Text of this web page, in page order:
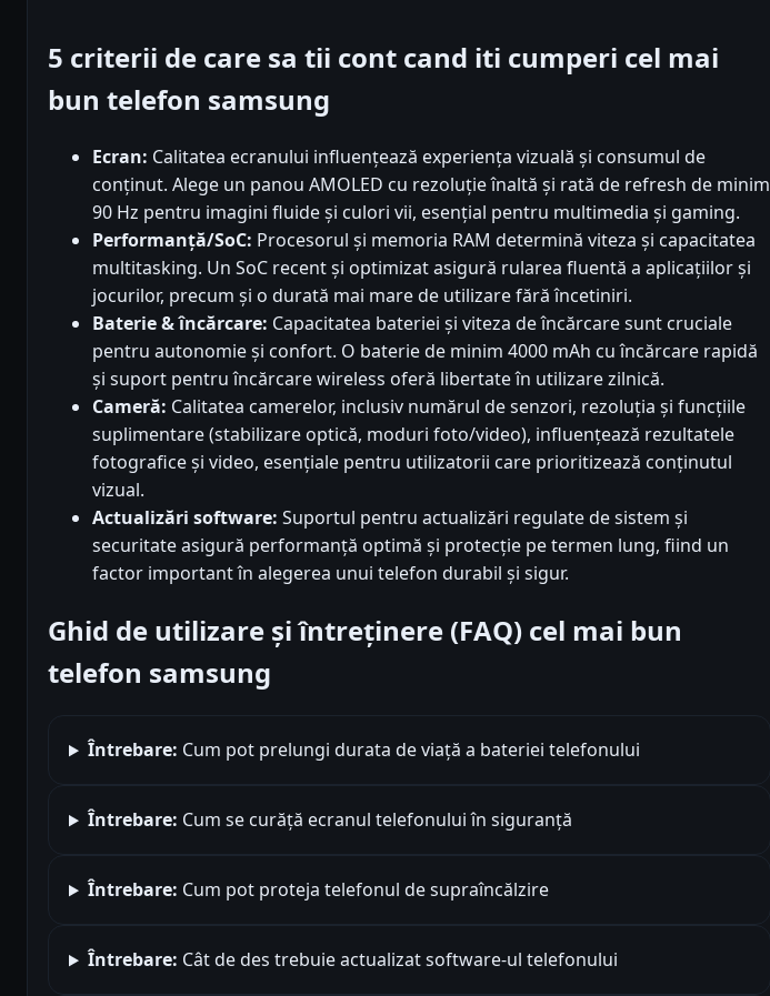
5 criterii de care sa tii cont cand iti cumperi cel mai
bun telefon samsung
Ecran: Calitatea ecranului influențează experiența vizuală și consumul de
conținut. Alege un panou AMOLED cu rezoluție înaltă și rată de refresh de minim
90 Hz pentru imagini fluide și culori vii, esențial pentru multimedia și gaming.
Performanță/SoC: Procesorul și memoria RAM determină viteza și capacitatea
multitasking. Un SoC recent și optimizat asigură rularea fluentă a aplicațiilor și
jocurilor, precum și o durată mai mare de utilizare fără încetiniri.
Baterie & încărcare: Capacitatea bateriei și viteza de încărcare sunt cruciale
pentru autonomie și confort. O baterie de minim 4000 mAh cu încărcare rapidă
și suport pentru încărcare wireless oferă libertate în utilizare zilnică.
Cameră: Calitatea camerelor, inclusiv numărul de senzori, rezoluția și funcțiile
suplimentare (stabilizare optică, moduri foto/video), influențează rezultatele
fotografice și video, esențiale pentru utilizatorii care prioritizează conținutul
vizual.
Actualizări software: Suportul pentru actualizări regulate de sistem și
securitate asigură performanță optimă și protecție pe termen lung, fiind un
factor important în alegerea unui telefon durabil și sigur.
Ghid de utilizare și întreținere (FAQ) cel mai bun
telefon samsung
Întrebare: Cum pot prelungi durata de viață a bateriei telefonului
Întrebare: Cum se curăță ecranul telefonului în siguranță
Întrebare: Cum pot proteja telefonul de supraîncălzire
Întrebare: Cât de des trebuie actualizat software-ul telefonului